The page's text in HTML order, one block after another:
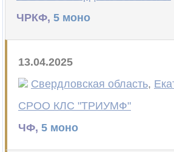
ЧРКФ, 5 моно
13.04.2025
Свердловская область,
СРОО КЛС "ТРИУМФ"
ЧФ, 5 моно